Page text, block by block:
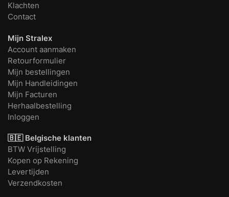
Klachten
Contact
Mijn Stralex
Account aanmaken
Retourformulier
Mijn bestellingen
Mijn Handleidingen
Mijn Facturen
Herhaalbestelling
Inloggen
🇧🇪 Belgische klanten
BTW Vrijstelling
Kopen op Rekening
Levertijden
Verzendkosten